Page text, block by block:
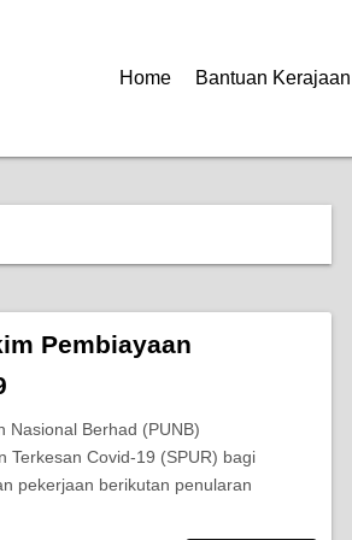
Home Bantuan Kerajaan
Pembiayaan
Nasional Berhad (PUNB)
Terkesan Covid-19 (SPUR) bagi
pekerjaan berikutan penularan